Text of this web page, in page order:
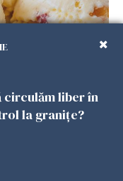
care
gata din
circulăm liber în
la granițe?